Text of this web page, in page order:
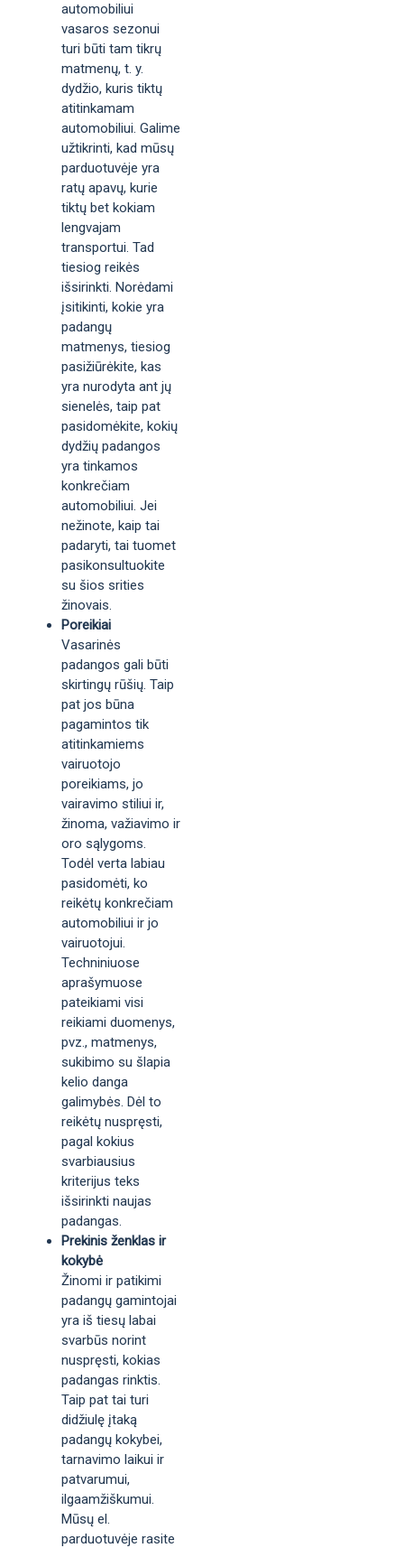
automobiliui
vasaros sezonui
turi būti tam tikrų
matmenų, t. y.
dydžio, kuris tiktų
atitinkamam
automobiliui. Galime
užtikrinti, kad mūsų
parduotuvėje yra
ratų apavų, kurie
tiktų bet kokiam
lengvajam
transportui. Tad
tiesiog reikės
išsirinkti. Norėdami
įsitikinti, kokie yra
padangų
matmenys, tiesiog
pasižiūrėkite, kas
yra nurodyta ant jų
sienelės, taip pat
pasidomėkite, kokių
dydžių padangos
yra tinkamos
konkrečiam
automobiliui. Jei
nežinote, kaip tai
padaryti, tai tuomet
pasikonsultuokite
su šios srities
žinovais.
Poreikiai
Vasarinės
padangos gali būti
skirtingų rūšių. Taip
pat jos būna
pagamintos tik
atitinkamiems
vairuotojo
poreikiams, jo
vairavimo stiliui ir,
žinoma, važiavimo ir
oro sąlygoms.
Todėl verta labiau
pasidomėti, ko
reikėtų konkrečiam
automobiliui ir jo
vairuotojui.
Techniniuose
aprašymuose
pateikiami visi
reikiami duomenys,
pvz., matmenys,
sukibimo su šlapia
kelio danga
galimybės. Dėl to
reikėtų nuspręsti,
pagal kokius
svarbiausius
kriterijus teks
išsirinkti naujas
padangas.
Prekinis ženklas ir
kokybė
Žinomi ir patikimi
padangų gamintojai
yra iš tiesų labai
svarbūs norint
nuspręsti, kokias
padangas rinktis.
Taip pat tai turi
didžiulę įtaką
padangų kokybei,
tarnavimo laikui ir
patvarumui,
ilgaamžiškumui.
Mūsų el.
parduotuvėje rasite